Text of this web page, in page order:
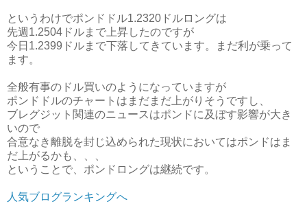
というわけでポンドドル1.2320ドルロングは
先週1.2504ドルまで上昇したのですが
今日1.2399ドルまで下落してきています。まだ利が乗って
ます。
全般有事のドル買いのようになっていますが
ポンドドルのチャートはまだまだ上がりそうですし、
ブレグジット関連のニュースはポンドに及ぼす影響が大き
いので
合意なき離脱を封じ込められた現状においてはポンドはま
だ上がるかも、、、
ということで、ポンドロングは継続です。
人気ブログランキングへ